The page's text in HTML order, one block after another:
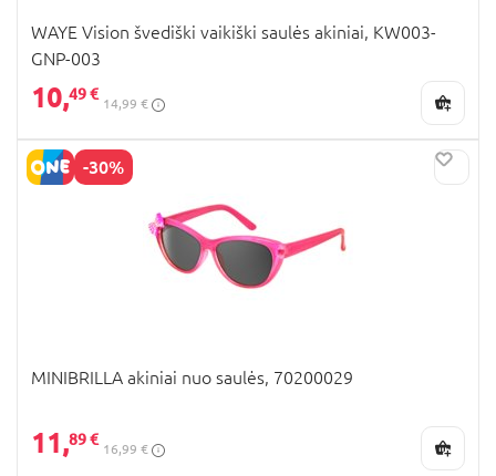
WAYE Vision švediški vaikiški saulės akiniai, KW003-
GNP-003
10,49 €
14,99 €
-30%
MINIBRILLA akiniai nuo saulės, 70200029
11,89 €
16,99 €